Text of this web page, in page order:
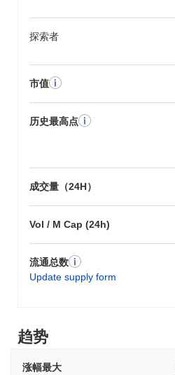
探索者
市值
历史最高点
成交量（24H）
Vol / M Cap (24h)
流通总数
Update supply form
趋势
涨幅最大